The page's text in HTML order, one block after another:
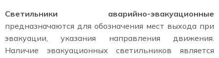
Светильники аварийно-эвакуационные
предназначаются для обозначения мест выхода при
эвакуации, указания направления движения.
Наличие эвакуационных светильников является